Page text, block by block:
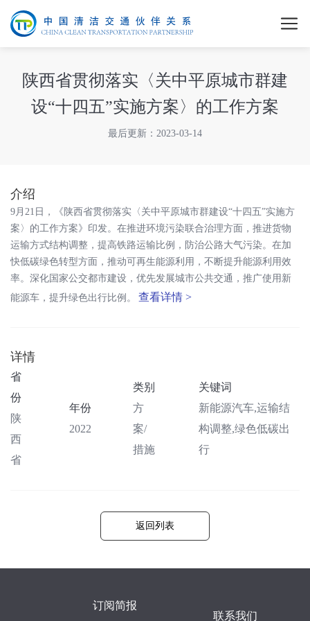
陕西省贯彻落实〈关中平原城市群建
设“十四五”实施方案〉的工作方案
最后更新：2023-03-14
介绍
9月21日，《陕西省贯彻落实〈关中平原城市群建设“十四五”实施方
案〉的工作方案》印发。在推进环境污染联合治理方面，推进货物
运输方式结构调整，提高铁路运输比例，防治公路大气污染。在加
快低碳绿色转型方面，推动可再生能源利用，不断提升能源利用效
率。深化国家公交都市建设，优先发展城市公共交通，推广使用新
能源车，提升绿色出行比例。
查看详情 >
详情
省
份
陕
西
省
年份
2022
类别
方
案/
措施
关键词
新能源汽车,运输结
构调整,绿色低碳出
行
返回列表
订阅简报
联系我们